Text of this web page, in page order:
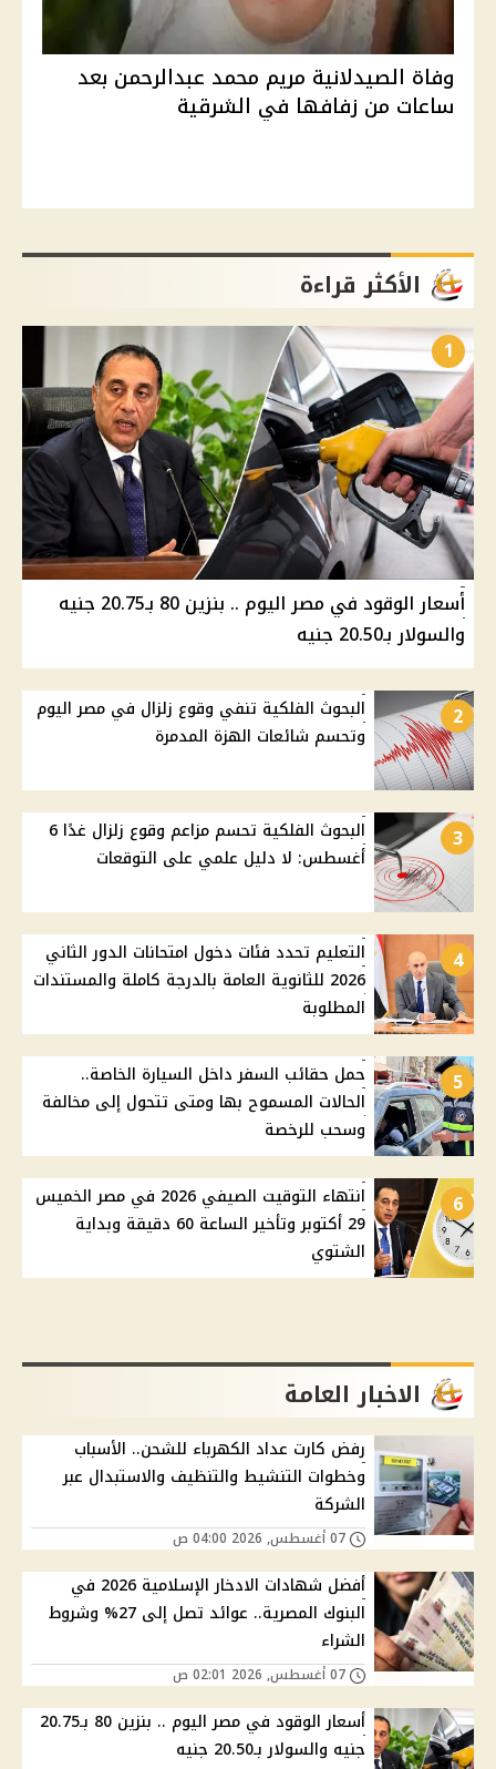
وفاة الصيدلانية مريم محمد عبدالرحمن بعد
ساعات من زفافها في الشرقية
الأكثر قراءة
1
أسعار الوقود في مصر اليوم .. بنزين 80 بـ20.75 جنيه
والسولار بـ20.50 جنيه
2
البحوث الفلكية تنفي وقوع زلزال في مصر اليوم
وتحسم شائعات الهزة المدمرة
3
البحوث الفلكية تحسم مزاعم وقوع زلزال غدًا 6
أغسطس: لا دليل علمي على التوقعات
4
التعليم تحدد فئات دخول امتحانات الدور الثاني
2026 للثانوية العامة بالدرجة كاملة والمستندات
المطلوبة
5
حمل حقائب السفر داخل السيارة الخاصة..
الحالات المسموح بها ومتى تتحول إلى مخالفة
وسحب للرخصة
6
انتهاء التوقيت الصيفي 2026 في مصر الخميس
29 أكتوبر وتأخير الساعة 60 دقيقة وبداية
الشتوي
الاخبار العامة
رفض كارت عداد الكهرباء للشحن.. الأسباب
وخطوات التنشيط والتنظيف والاستبدال عبر
الشركة
أفضل شهادات الادخار الإسلامية 2026 في
البنوك المصرية.. عوائد تصل إلى 27% وشروط
الشراء
أسعار الوقود في مصر اليوم .. بنزين 80 بـ20.75
جنيه والسولار بـ20.50 جنيه